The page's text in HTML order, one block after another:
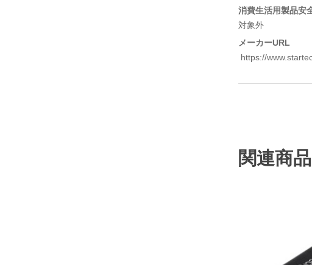
消費生活用製品安
対象外
メーカーURL
https://
関連商品